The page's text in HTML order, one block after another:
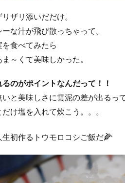
ザリ添いだだけ。
な汁が飛び散っちゃって。
食べてみたら
～くて美味しかった。
のがポイントなんだって！！
いと美味しさに雲泥の差が出るっ
け塩を入れて炊こう。。。
生初作るトウモロコシご飯だ🌽